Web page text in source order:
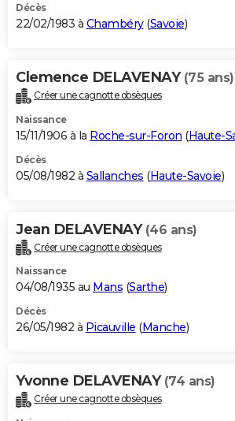
Décès
22/02/1983 à Chambéry(Savoie)
Clemence DELAVENAY (75 ans)
Créer une cagnotte obsèques
Naissance
15/11/1906 à la Roche-sur-Foron (Haute-
Décès
05/08/1982 à Sallanches (Haute-Savoie)
Jean DELAVENAY (46 ans)
Créer une cagnotte obsèques
Naissance
04/08/1935 au Mans (Sarthe)
Décès
26/05/1982 à Picauville (Manche)
Yvonne DELAVENAY (74 ans)
Créer une cagnotte obsèques